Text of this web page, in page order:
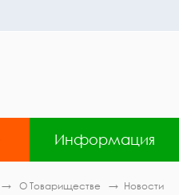
Информация
О Товариществе Новости